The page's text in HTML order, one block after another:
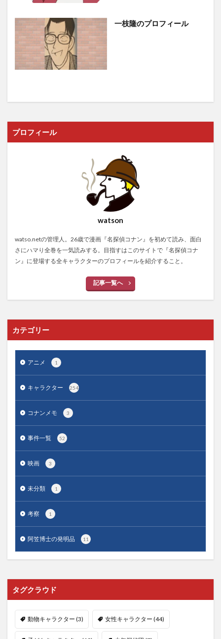
一枝隆のプロフィール
プロフィール
watson
watso.netの管理人。26歳で漫画『名探偵コナン』を初めて読み、面白
さにハマり全巻を一気読みする。目指すはこのサイトで『名探偵コナ
ン』に登場する全キャラクターのプロフィールを紹介すること。
記事一覧へ
カテゴリー
アニメ 1
キャラクター 254
コナンメモ 3
事件一覧 52
映画 3
未分類 1
考察 1
阿笠博士の発明品 11
タグクラウド
動物キャラクター (3) 女性キャラクター (44)